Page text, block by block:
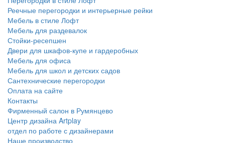
Реечные перегородки и интерьерные рейки
Мебель в стиле Лофт
Мебель для раздевалок
Стойки-ресепшен
Двери для шкафов-купе и гардеробных
Мебель для офиса
Мебель для школ и детских садов
Сантехнические перегородки
Оплата на сайте
Контакты
Фирменный салон в Румянцево
Центр дизайна Artplay
отдел по работе с дизайнерами
Наше производство